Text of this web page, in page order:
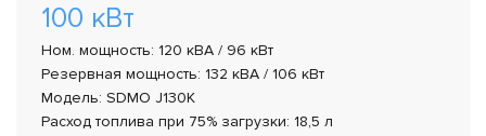
100 кВт
Ном. мощность: 120 кВА / 96 кВт
Резервная мощность: 132 кВА / 106 кВт
Модель: SDMO J130K
Расход топлива при 75% загрузки: 18,5 л